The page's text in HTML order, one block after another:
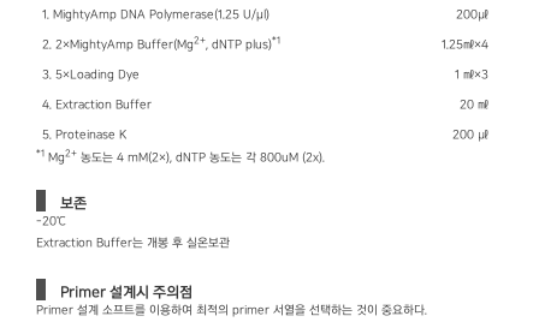
1. MightyAmp DNA Polymerase(1.25 U/μl)
200㎕
2. 2×MightyAmp Buffer(Mg2+, dNTP plus)*1 1.25㎖×4
3. 5×Loading Dye 1 ㎖×3
4. Extraction Buffer 20 ㎖
5. Proteinase K 200 ㎕
*1 Mg2+ 농도는 4 mM(2×), dNTP 농도는 각 800uM (2x).
보존
-20℃
Extraction Buffer는 개봉 후 실온보관
Primer 설계시 주의점
Primer 설계 소프트를 이용하여 최적의 primer 서열을 선택하는 것이 중요하다.